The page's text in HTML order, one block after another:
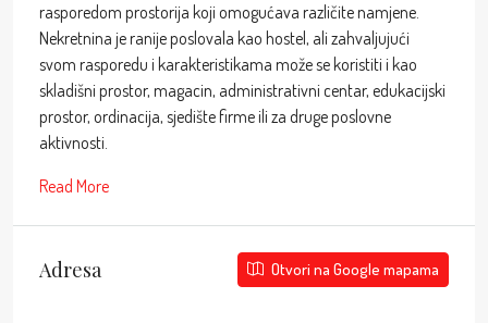
rasporedom prostorija koji omogućava različite namjene.
Nekretnina je ranije poslovala kao hostel, ali zahvaljujući
svom rasporedu i karakteristikama može se koristiti i kao
skladišni prostor, magacin, administrativni centar, edukacijski
prostor, ordinacija, sjedište firme ili za druge poslovne
aktivnosti.
Read More
Adresa Otvori na Google mapama